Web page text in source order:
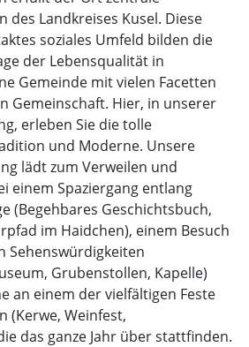
des Landkreises Kusel. Diese
soziales Umfeld bilden die
der Lebensqualität in
Gemeinde mit vielen Facetten
Gemeinschaft. Hier, in unserer
erleben Sie die tolle
und Moderne. Unsere
lädt zum Verweilen und
einem Spaziergang entlang
(Begehbares Geschichtsbuch,
im Haidchen), einem Besuch
Sehenswürdigkeiten
Grubenstollen, Kapelle)
an einem der vielfältigen Feste
(Kerwe, Weinfest,
das ganze Jahr über stattfinden.